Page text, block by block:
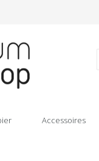
Accessoires